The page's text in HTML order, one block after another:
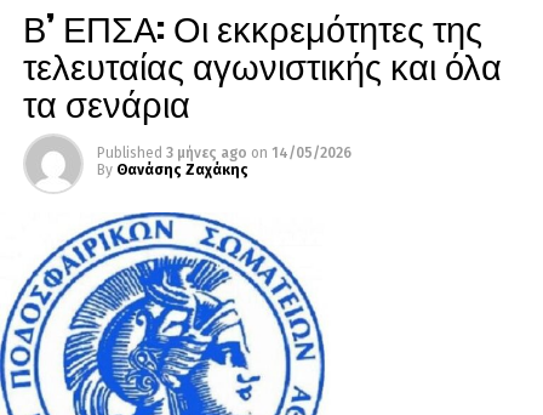
Β’ ΕΠΣΑ: Οι εκκρεμότητες της
τελευταίας αγωνιστικής και όλα
τα σενάρια
Published 3 μήνες ago on 14/05/2026
By Θανάσης Ζαχάκης